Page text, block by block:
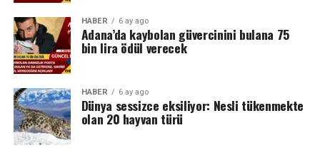
HABER 6 ay ago
Adana’da kaybolan güvercinini bulana 75
bin lira ödül verecek
HABER 6 ay ago
Dünya sessizce eksiliyor: Nesli tükenmekte
olan 20 hayvan türü